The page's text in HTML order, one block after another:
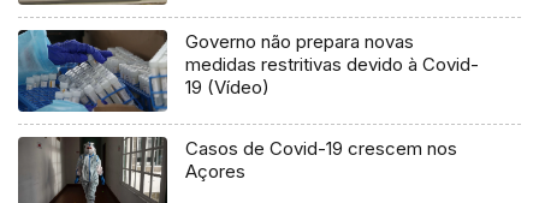
Governo não prepara novas
medidas restritivas devido à Covid-
19 (Vídeo)
Casos de Covid-19 crescem nos
Açores